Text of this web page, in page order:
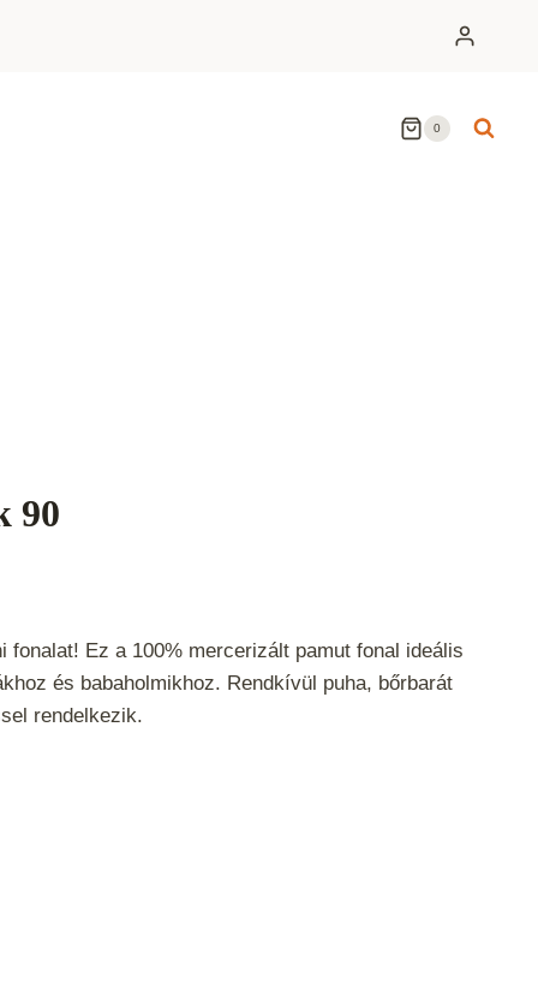
0
90
fonalat! Ez a 100% mercerizált pamut fonal ideális
és babaholmikhoz. Rendkívül puha, bőrbarát
rendelkezik.